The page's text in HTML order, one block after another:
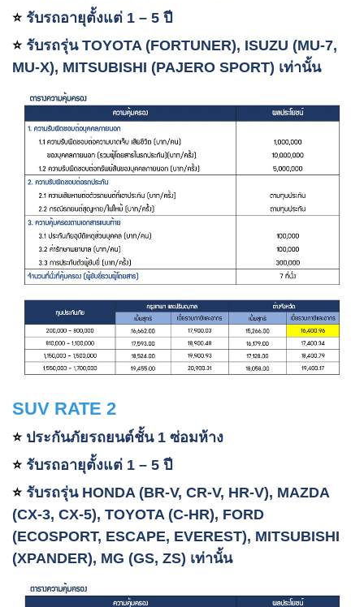
⭐️ รับรถอายุตั้งแต่ 1 – 5 ปี
⭐️ รับรถรุ่น TOYOTA (FORTUNER), ISUZU (MU-7,
MU-X), MITSUBISHI (PAJERO SPORT) เท่านั้น
SUV RATE 2
⭐️ ประกันภัยรถยนต์ชั้น 1 ซ่อมห้าง
⭐️ รับรถอายุตั้งแต่ 1 – 5 ปี
⭐️ รับรถรุ่น HONDA (BR-V, CR-V, HR-V), MAZDA
(CX-3, CX-5), TOYOTA (C-HR), FORD
(ECOSPORT, ESCAPE, EVEREST), MITSUBISHI
(XPANDER), MG (GS, ZS) เท่านั้น